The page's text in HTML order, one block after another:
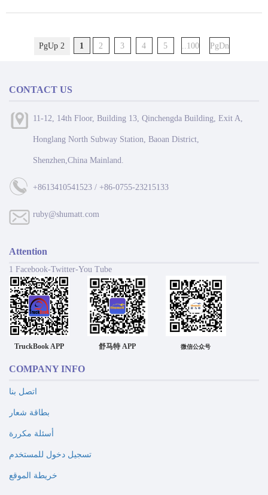
PgUp 2 1 2 3 4 5 ..100 PgDn
CONTACT US
11-12, 14th Floor, Building 13, Qinchengda Building, Exit A,
Honglang North Subway Station, Baoan District,
Shenzhen,China Mainland.
+8613410541523 / +86-0755-23215133
ruby@shumatt.com
Attention
1 Facebook-Twitter-You Tube
TruckBook APP 舒马特 APP 微信公众号
COMPANY INFO
اتصل بنا
بطاقة شعار
أسئلة مكررة
تسجيل دخول للمستخدم
خريطة الموقع